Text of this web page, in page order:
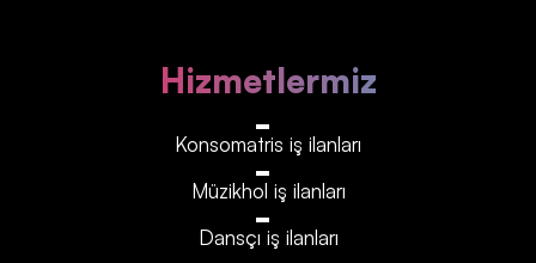
Hizmetlermiz
Konsomatris iş ilanları
Müzikhol iş ilanları
Dansçı iş ilanları